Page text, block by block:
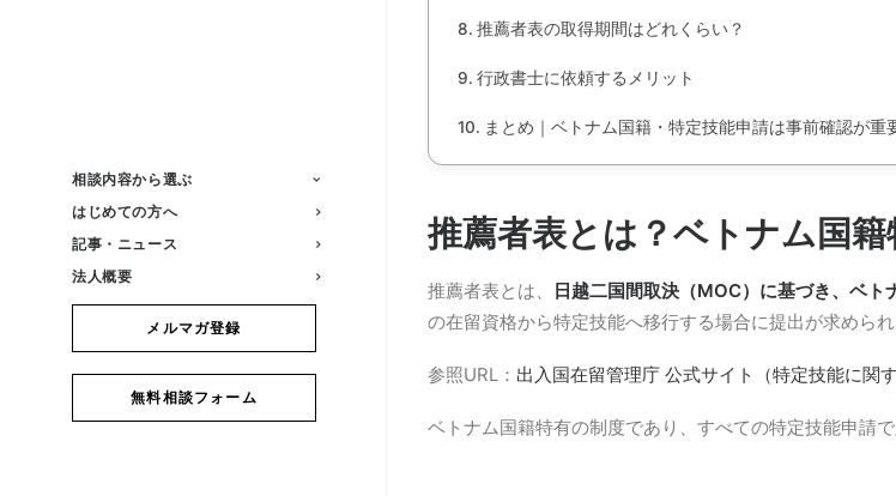
相談内容から選ぶ
はじめての方へ
記事・ニュース
法人概要
メルマガ登録
無料相談フォーム
推薦者表の取得期間はどれくらい？
行政書士に依頼するメリット
まとめ｜ベトナム国籍・特定技能申請は事前確認が重
推薦者表とは？ベトナム国
推薦者表とは、 日越二国間取決（MOC）に基づき、ベト
の在留資格から特定技能へ移行する場合に提出が求められ
参照URL： 出入国在留管理庁 公式サイト（特定技能に関
ベトナム国籍特有の制度であり、すべての特定技能申請